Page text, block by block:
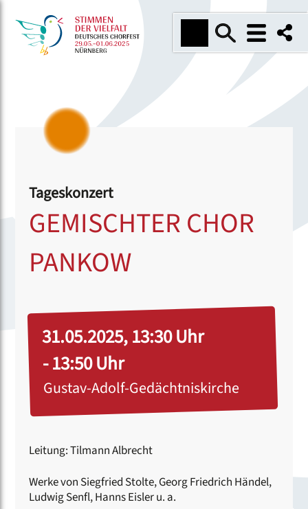
Tageskonzert
GEMISCHTER CHOR
PANKOW
31.05.2025, 13:30 Uhr
- 13:50 Uhr
Gustav-Adolf-Gedächtniskirche
Leitung: Tilmann Albrecht
Werke von Siegfried Stolte, Georg Friedrich Händel,
Ludwig Senfl, Hanns Eisler u. a.